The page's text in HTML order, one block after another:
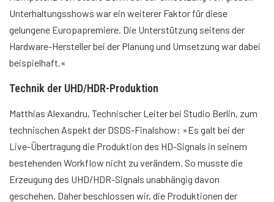
Unterhaltungsshows war ein weiterer Faktor für diese
gelungene Europapremiere. Die Unterstützung seitens der
Hardware-Hersteller bei der Planung und Umsetzung war dabei
beispielhaft.«
Technik der UHD/HDR-Produktion
Matthias Alexandru, Technischer Leiter bei Studio Berlin, zum
technischen Aspekt der DSDS-Finalshow: »Es galt bei der
Live-Übertragung die Produktion des HD-Signals in seinem
bestehenden Workflow nicht zu verändern. So musste die
Erzeugung des UHD/HDR-Signals unabhängig davon
geschehen. Daher beschlossen wir, die Produktionen der